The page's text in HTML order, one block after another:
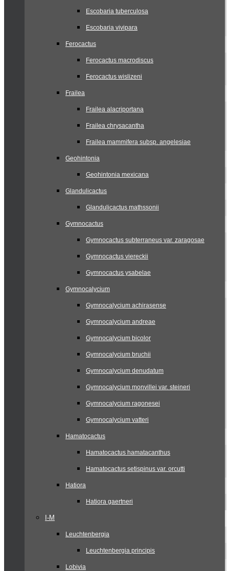
Escobaria tuberculosa
Escobaria vivipara
Ferocactus
Ferocactus macrodiscus
Ferocactus wislizeni
Frailea
Frailea alacriportana
Frailea chrysacantha
Frailea mammifera subsp. angelesiae
Geohintonia
Geohintonia mexicana
Glandulicactus
Glandulicactus mathssonii
Gymnocactus
Gymnocactus subterraneus var. zaragosae
Gymnocactus viereckii
Gymnocactus ysabelae
Gymnocalycium
Gymnocalycium achirasense
Gymnocalycium andreae
Gymnocalycium bicolor
Gymnocalycium bruchii
Gymnocalycium denudatum
Gymnocalycium monvillei var. steineri
Gymnocalycium ragonesei
Gymnocalycium vatteri
Hamatocactus
Hamatocactus hamatacanthus
Hamatocactus setispinus var. orcutti
Hatiora
Hatiora gaertneri
I-M
Leuchtenbergia
Leuchtenbergia principis
Lobivia